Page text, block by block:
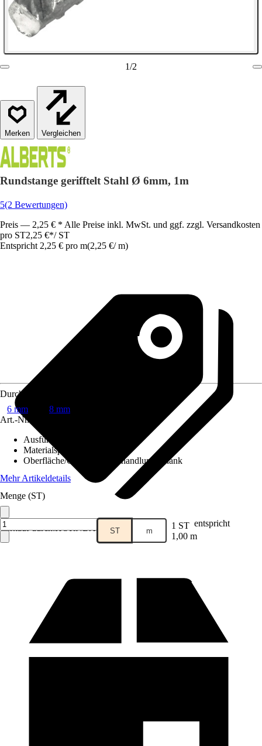
1/2
Vergleichen
Rundstange gerifftelt Stahl Ø 6mm, 1m
5(2 Bewertungen)
Preis — 2,25 € * Alle Preise inkl. MwSt. und ggf. zzgl. Versandkosten
pro ST2,25 €*/ ST
Entspricht 2,25 € pro m(2,25 €/ m)
Verkauf durch:HORNBACH
Durchmesser
6 mm
8 mm
Art.-Nr.
Ausführung
Materialspezifizierung
Oberfläche/Oberflächenbehandlung
Blank
Mehr Artikeldetails
Menge (ST)
ST m 1 ST entspricht
1,00 m